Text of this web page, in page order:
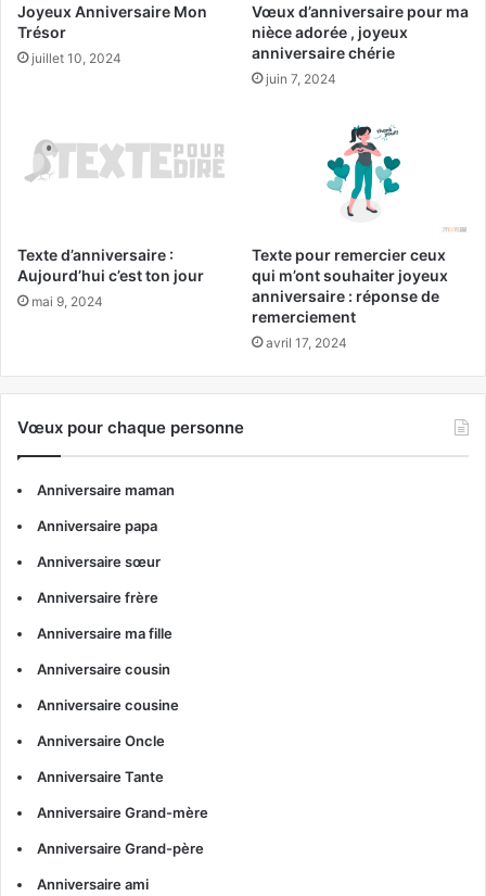
Joyeux Anniversaire Mon
Trésor
juillet 10, 2024
Vœux d’anniversaire pour ma
nièce adorée , joyeux
anniversaire chérie
juin 7, 2024
Texte d’anniversaire :
Aujourd’hui c’est ton jour
mai 9, 2024
Texte pour remercier ceux
qui m’ont souhaiter joyeux
anniversaire : réponse de
remerciement
avril 17, 2024
Vœux pour chaque personne
Anniversaire maman
Anniversaire papa
Anniversaire sœur
Anniversaire frère
Anniversaire ma fille
Anniversaire cousin
Anniversaire cousine
Anniversaire Oncle
Anniversaire Tante
Anniversaire Grand-mère
Anniversaire Grand-père
Anniversaire ami